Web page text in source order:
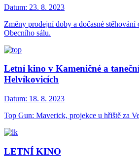
Datum: 23. 8. 2023
Změny prodejní doby a dočasné stěhování
Obecního sálu.
Letní kino v Kameničné a
Helvíkovicích
Datum: 18. 8. 2023
Top Gun: Maverick, projekce u hřiště za
LETNÍ KINO